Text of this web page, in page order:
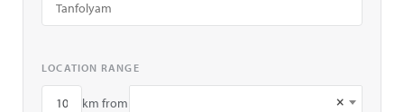
LOCATION RANGE
km from ×